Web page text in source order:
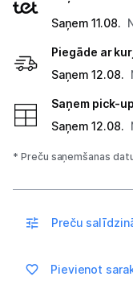
Telefoni
Mobilie
Atmiņas
Saņem 11.08.
Piegāde ar
Saņem 12.08.
Saņem pick-
Saņem 12.08.
* Preču saņemšanas
Preču
Pievienot